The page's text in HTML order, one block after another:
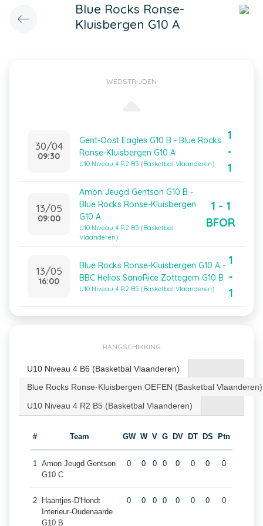
Blue Rocks Ronse-
Kluisbergen G10 A
WEDSTRIJDEN
30/04
09:30
Gent-Oost Eagles G10 B - Blue Rocks
Ronse-Kluisbergen G10 A
U10 Niveau 4 R2 B5 (Basketbal Vlaanderen)
1
-
1
13/05
09:00
Amon Jeugd Gentson G10 B -
Blue Rocks Ronse-Kluisbergen
G10 A
U10 Niveau 4 R2 B5 (Basketbal
Vlaanderen)
1 - 1
BFOR
13/05
16:00
Blue Rocks Ronse-Kluisbergen G10 A -
BBC Helios SanoRice Zottegem G10 B
U10 Niveau 4 R2 B5 (Basketbal Vlaanderen)
1
-
1
RANGSCHIKKING
U10 Niveau 4 B6 (Basketbal Vlaanderen)
Blue Rocks Ronse-Kluisbergen OEFEN (Basketbal Vlaanderen)
U10 Niveau 4 R2 B5 (Basketbal Vlaanderen)
# Team GW W V G DV DT DS Ptn
1 Amon Jeugd Gentson
G10 C
0 0 0 0 0 0 0 0
2
Haantjes-D'Hondt
Interieur-Oudenaarde
G10 B
0 0 0 0 0 0 0 0